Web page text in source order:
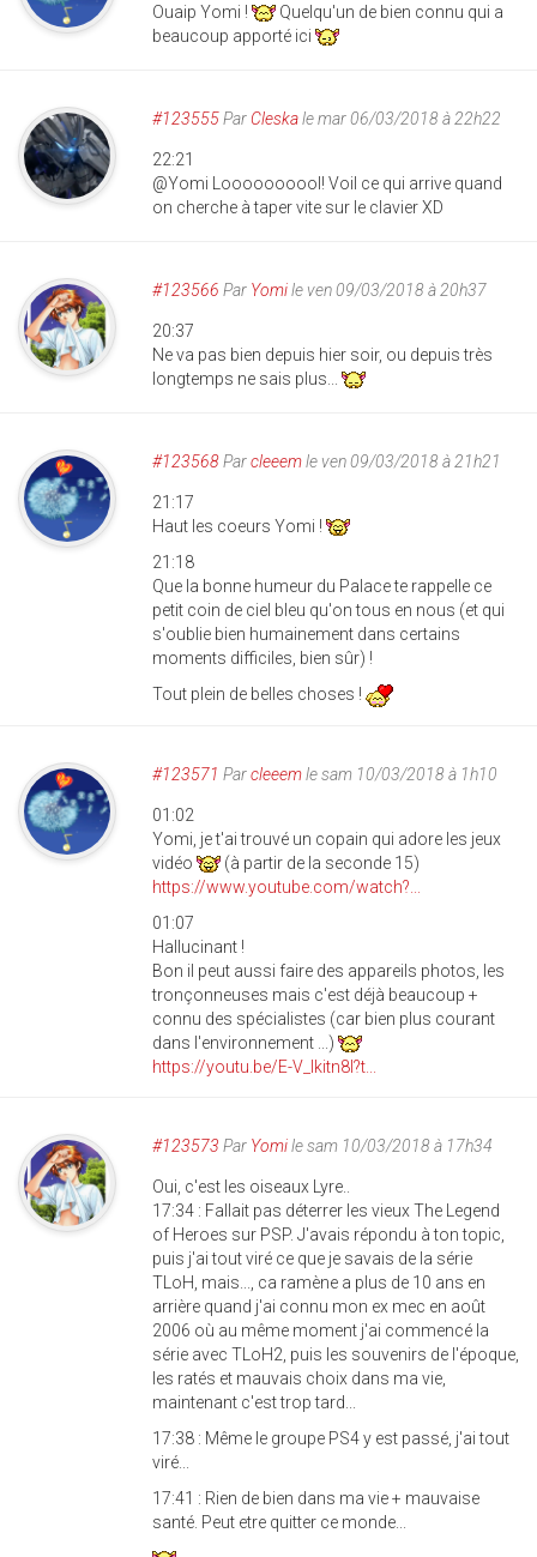
Ouaip Yomi !
Quelqu'un de bien connu qui a
beaucoup apporté ici
#123555Par Cleskale mar 06/03/2018 à 22h22
22:21
@Yomi Loooooooool! Voil ce qui arrive quand
on cherche à taper vite sur le clavier XD
#123566 Par Yomile ven 09/03/2018 à 20h37
20:37
Ne va pas bien depuis hier soir, ou depuis très
longtemps ne sais plus...
#123568Parcleeemle ven 09/03/2018 à 21h21
21:17
Haut les coeurs Yomi !
21:18
Que la bonne humeur du Palace te rappelle ce
petit coin de ciel bleu qu'on tous en nous (et qui
s'oublie bien humainement dans certains
moments difficiles, bien sûr) !
Tout plein de belles choses !
#123571 Parcleeemle sam 10/03/2018 à 1h10
01:02
Yomi, je t'ai trouvé un copain qui adore les jeux
vidéo
(à partir de la seconde 15)
https://www.youtube.com/watch?...
01:07
Hallucinant !
Bon il peut aussi faire des appareils photos, les
tronçonneuses mais c'est déjà beaucoup +
connu des spécialistes (car bien plus courant
dans l'environnement ...)
https://youtu.be/E-V_Ikitn8I?t...
#123573 Par Yomile sam 10/03/2018 à 17h34
Oui, c'est les oiseaux Lyre..
17:34 : Fallait pas déterrer les vieux The Legend
of Heroes sur PSP. J'avais répondu à ton topic,
puis j'ai tout viré ce que je savais de la série
TLoH, mais..., ca ramène a plus de 10 ans en
arrière quand j'ai connu mon ex mec en août
2006 où au même moment j'ai commencé la
série avec TLoH2, puis les souvenirs de l'époque,
les ratés et mauvais choix dans ma vie,
maintenant c'est trop tard...
17:38 : Même le groupe PS4 y est passé, j'ai tout
viré...
17:41 : Rien de bien dans ma vie + mauvaise
santé. Peut etre quitter ce monde...